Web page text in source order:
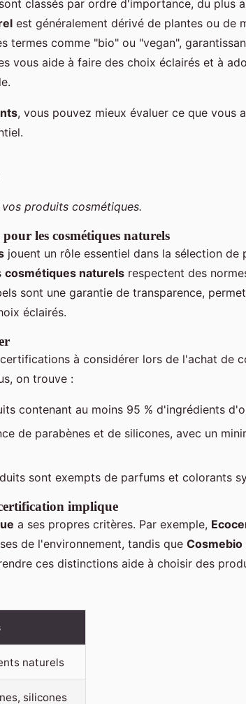
sont classés par ordre d'importance, du plus
est généralement dérivé de plantes ou de
termes comme "bio" ou "vegan",
vous aide à faire des choix éclairés et à
, vous pouvez mieux évaluer ce que vous
produits cosmétiques.
les cosmétiques naturels
jouent un rôle essentiel dans la sélection de
cosmétiques naturels respectent des
sont une garantie de transparence,
éclairés.
à considérer lors de l'achat de
on trouve :
contenant au moins 95 % d'ingrédients
de parabènes et de silicones, avec un
sont exempts de parfums et colorants
implique
a ses propres critères. Par exemple,
de l'environnement, tandis que Cosmebio
ces distinctions aide à choisir des
naturels
silicones